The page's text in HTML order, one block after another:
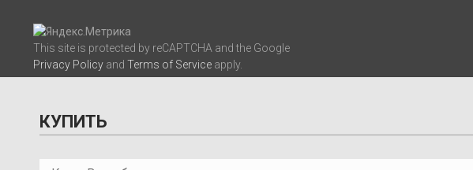
This site is protected by reCAPTCHA and the Google
Privacy Policy and Terms of Service apply.
КУПИТЬ